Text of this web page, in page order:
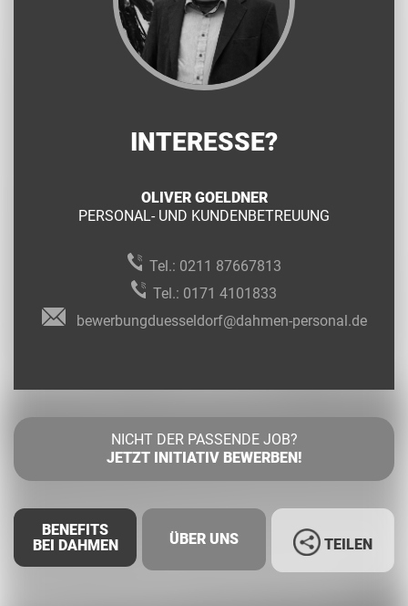
INTERESSE?
OLIVER GOELDNER
PERSONAL- UND KUNDENBETREUUNG
Tel.: 0211 87667813
Tel.: 0171 4101833
bewerbungduesseldorf@dahmen-personal.de
NICHT DER PASSENDE JOB?
JETZT INITIATIV BEWERBEN!
BENEFITS
BEI DAHMEN
ÜBER UNS TEILEN